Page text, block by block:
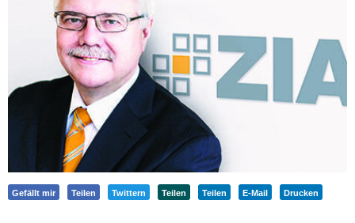
Gefällt mir Teilen Twittern Teilen Teilen E-Mail Drucken